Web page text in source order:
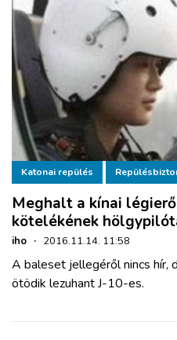
Katonai repülés
Meghalt a kínai
kötelékének
iho · 2016.11.14. 11:58
A baleset jellegéről nincs hír,
ötödik lezuhant J-10-es.